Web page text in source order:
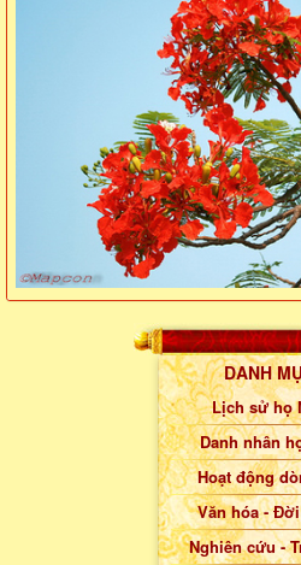
DANH
Lịch sử họ
Danh nhân
Hoạt động
Văn hóa -
Nghiên cứu -